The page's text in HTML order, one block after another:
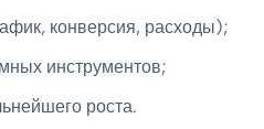
конверсия, расходы);
инструментов;
роста.